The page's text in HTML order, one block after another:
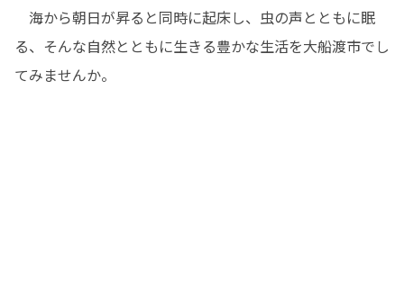
海から朝日が昇ると同時に起床し、虫の声とともに眠
る、そんな自然とともに生きる豊かな生活を大船渡市でし
てみませんか。